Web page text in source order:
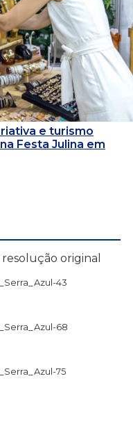
e turismo
Festa Julina em
original
43
68
75